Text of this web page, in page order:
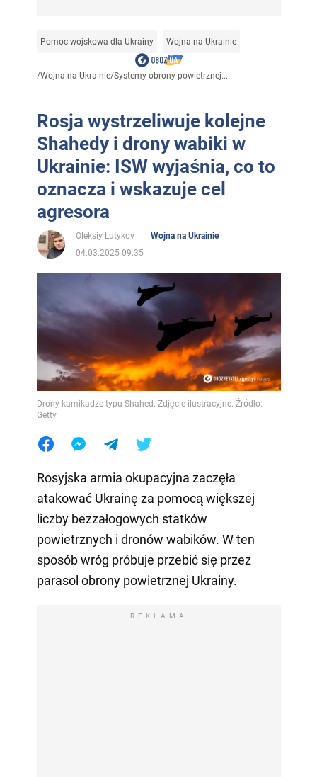
Pomoc wojskowa dla Ukrainy Wojna na Ukrainie
/Wojna na Ukrainie/Systemy obrony powietrznej...
Rosja wystrzeliwuje kolejne
Shahedy i drony wabiki w
Ukrainie: ISW wyjaśnia, co to
oznacza i wskazuje cel
agresora
Oleksiy Lutykov
Wojna na Ukrainie
04.03.2025 09:35
Drony kamikadze typu Shahed. Zdjęcie ilustracyjne. Źródło:
Getty
Rosyjska armia okupacyjna zaczęła
atakować Ukrainę za pomocą większej
liczby bezzałogowych statków
powietrznych i dronów wabików. W ten
sposób wróg próbuje przebić się przez
parasol obrony powietrznej Ukrainy.
REKLAMA